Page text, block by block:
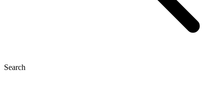
Search